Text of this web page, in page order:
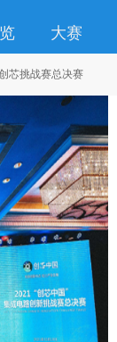
大赛
芯挑战赛总决赛